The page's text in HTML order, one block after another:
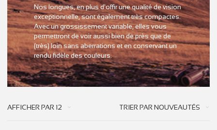
Nos longues, en plus d'offir une qualité de vision
exceptionnelle, sont également très compactes.
Avec un grossissement variable, elles vous
permettront de voir aussi bien de près que de
(très) loin sans aberrations et en conservant un
rendu fidèle des couleurs.
AFFICHER PAR 12 TRIER PAR NOUVEAUTÉS